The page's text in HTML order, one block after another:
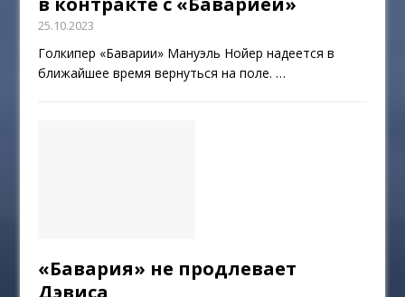
25.10.2023
Голкипер «Баварии» Мануэль Нойер надеется в
ближайшее время вернуться на поле.…
«Бавария» не продлевает